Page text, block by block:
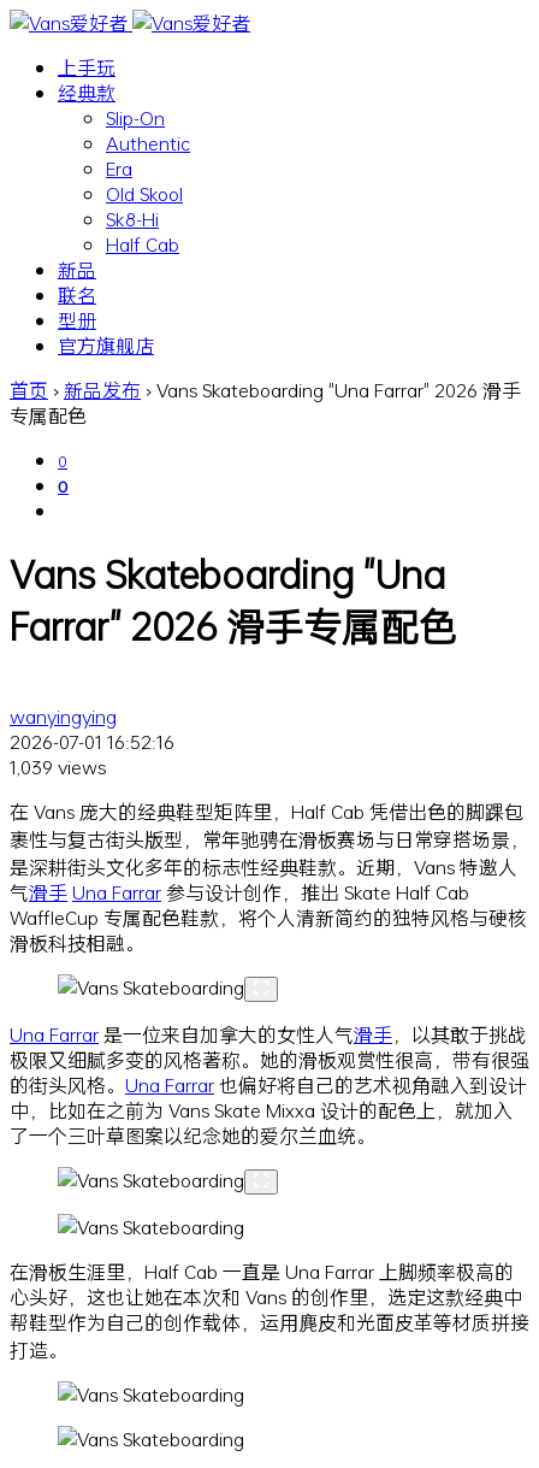
上手玩
经典款
Slip-On
Authentic
Era
Old Skool
Sk8-Hi
Half Cab
新品
联名
型册
官方旗舰店
首页 ›新品发布 ›Vans Skateboarding "Una Farrar" 2026 滑手
专属配色
0
0
Vans Skateboarding "Una
Farrar" 2026 滑手专属配色
wanyingying
2026-07-01 16:52:16
1,039 views
在 Vans 庞大的经典鞋型矩阵里，Half Cab 凭借出色的脚踝包
裹性与复古街头版型，常年驰骋在滑板赛场与日常穿搭场景，
是深耕街头文化多年的标志性经典鞋款。近期，Vans 特邀人
气滑手Una Farrar参与设计创作，推出 Skate Half Cab
WaffleCup 专属配色鞋款，将个人清新简约的独特风格与硬核
滑板科技相融。
Una Farrar是一位来自加拿大的女性人气滑手 ，以其敢于挑战
极限又细腻多变的风格著称。她的滑板观赏性很高，带有很强
的街头风格。 Una Farrar也偏好将自己的艺术视角融入到设计
中，比如在之前为 Vans Skate Mixxa 设计的配色上，就加入
了一个三叶草图案以纪念她的爱尔兰血统。
在滑板生涯里，Half Cab 一直是 Una Farrar 上脚频率极高的
心头好，这也让她在本次和 Vans 的创作里，选定这款经典中
帮鞋型作为自己的创作载体，运用麂皮和光面皮革等材质拼接
打造。